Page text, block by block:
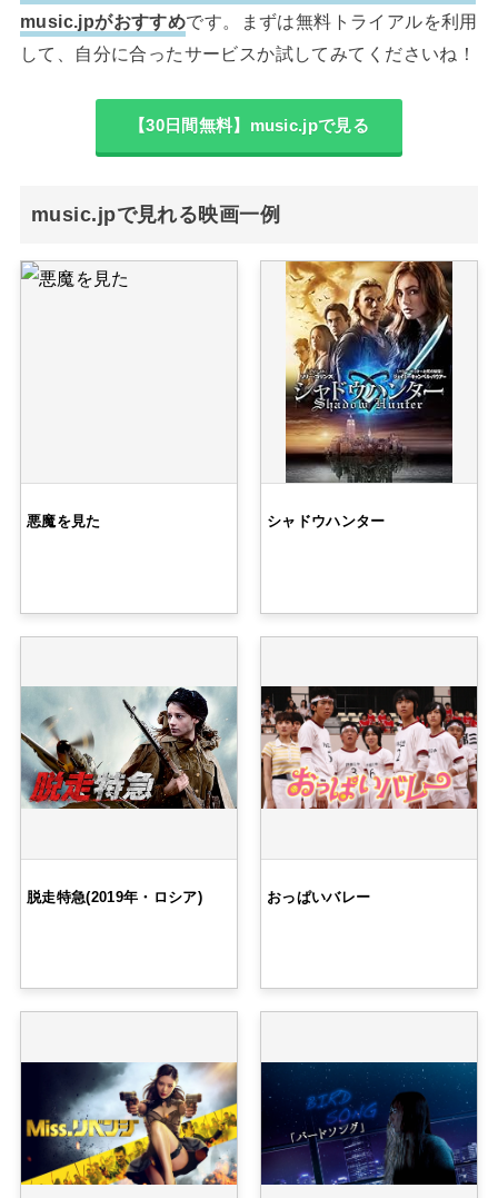
music.jpがおすすめです。まずは無料トライアルを利用
して、自分に合ったサービスか試してみてくださいね！
【30日間無料】music.jpで見る
music.jpで見れる映画一例
悪魔を見た シャドウハンター
脱走特急(2019年・ロシア) おっぱいバレー